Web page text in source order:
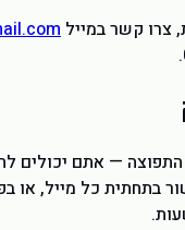
צרו קשר במייל
.
— אתם יכולים
בתחתית כל מייל, או